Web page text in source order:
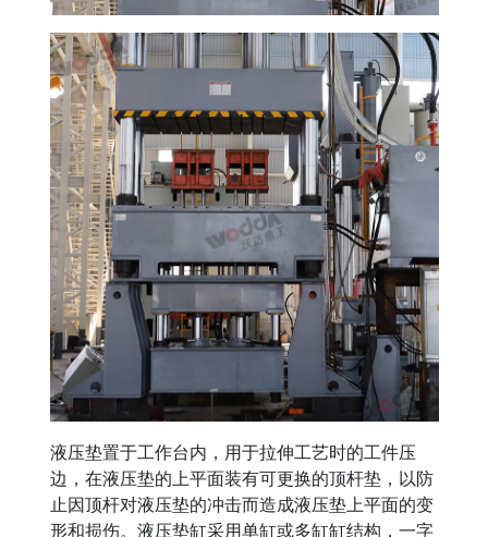
液压垫置于工作台内，用于拉伸工艺时的工件压
边，在液压垫的上平面装有可更换的顶杆垫，以防
止因顶杆对液压垫的冲击而造成液压垫上平面的变
形和损伤。液压垫缸采用单缸或多缸缸结构，一字